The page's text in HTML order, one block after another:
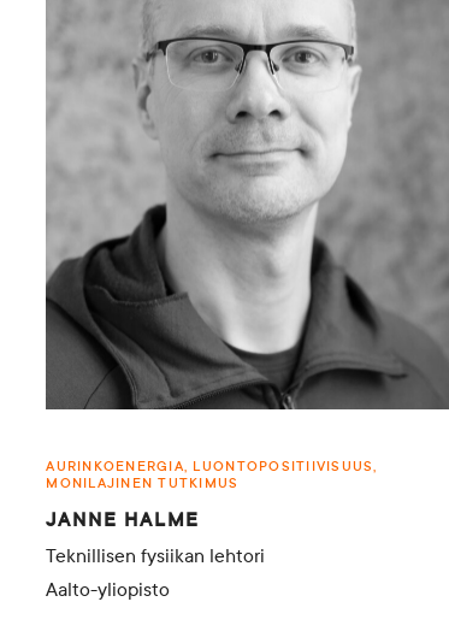
AURINKOENERGIA, LUONTOPOSITIIVISUUS,
MONILAJINEN TUTKIMUS
JANNE HALME
Teknillisen fysiikan lehtori
Aalto-yliopisto